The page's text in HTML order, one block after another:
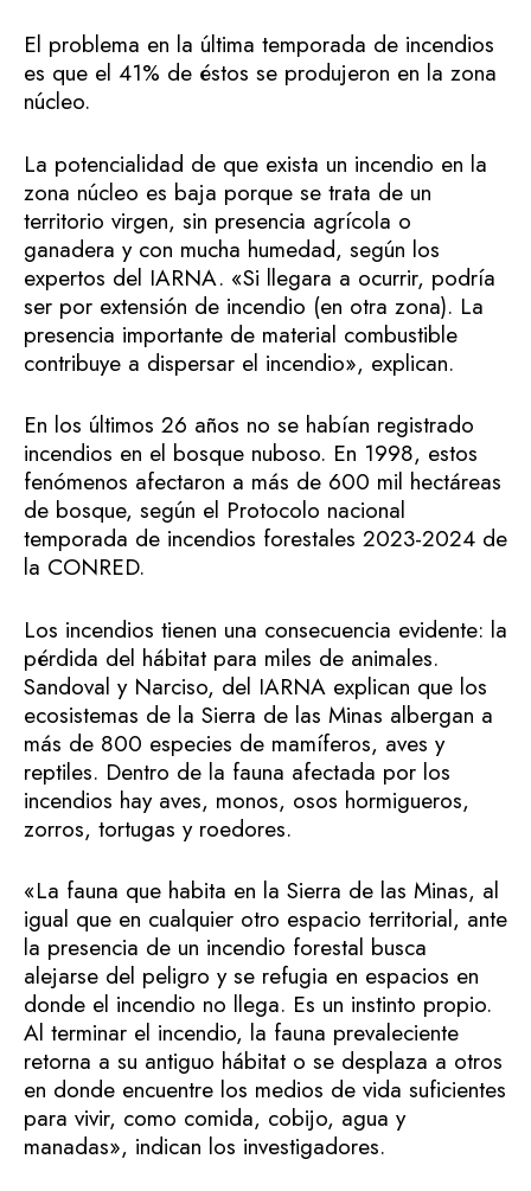
El problema en la última temporada de incendios
es que el 41% de éstos se produjeron en la zona
núcleo.
La potencialidad de que exista un incendio en la
zona núcleo es baja porque se trata de un
territorio virgen, sin presencia agrícola o
ganadera y con mucha humedad, según los
expertos del IARNA. «Si llegara a ocurrir, podría
ser por extensión de incendio (en otra zona). La
presencia importante de material combustible
contribuye a dispersar el incendio», explican.
En los últimos 26 años no se habían registrado
incendios en el bosque nuboso. En 1998, estos
fenómenos afectaron a más de 600 mil hectáreas
de bosque, según el Protocolo nacional
temporada de incendios forestales 2023-2024 de
la CONRED.
Los incendios tienen una consecuencia evidente: la
pérdida del hábitat para miles de animales.
Sandoval y Narciso, del IARNA explican que los
ecosistemas de la Sierra de las Minas albergan a
más de 800 especies de mamíferos, aves y
reptiles. Dentro de la fauna afectada por los
incendios hay aves, monos, osos hormigueros,
zorros, tortugas y roedores.
«La fauna que habita en la Sierra de las Minas, al
igual que en cualquier otro espacio territorial, ante
la presencia de un incendio forestal busca
alejarse del peligro y se refugia en espacios en
donde el incendio no llega. Es un instinto propio.
Al terminar el incendio, la fauna prevaleciente
retorna a su antiguo hábitat o se desplaza a otros
en donde encuentre los medios de vida suficientes
para vivir, como comida, cobijo, agua y
manadas», indican los investigadores.